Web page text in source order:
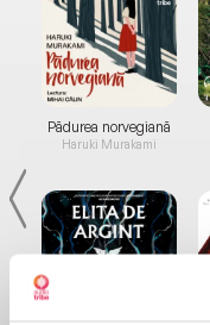
Pădurea norvegiană
Haruki Murakami